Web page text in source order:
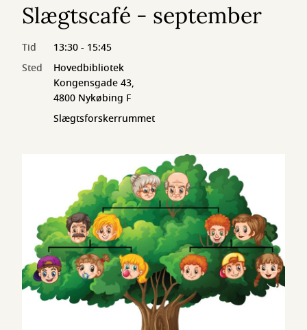
Slægtscafé - september
Tid
13:30 - 15:45
Sted
Hovedbibliotek
Kongensgade 43,
4800 Nykøbing F
Slægtsforskerrummet